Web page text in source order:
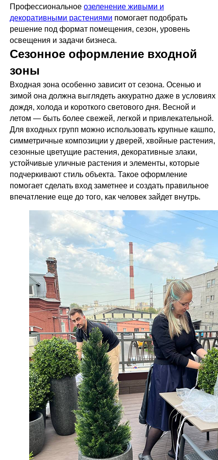
Профессиональное озеленение живыми и
декоративными растениями помогает подобрать
решение под формат помещения, сезон, уровень
освещения и задачи бизнеса.
Сезонное оформление входной
зоны
Входная зона особенно зависит от сезона. Осенью и
зимой она должна выглядеть аккуратно даже в условиях
дождя, холода и короткого светового дня. Весной и
летом — быть более свежей, легкой и привлекательной.
Для входных групп можно использовать крупные кашпо,
симметричные композиции у дверей, хвойные растения,
сезонные цветущие растения, декоративные злаки,
устойчивые уличные растения и элементы, которые
подчеркивают стиль объекта. Такое оформление
помогает сделать вход заметнее и создать правильное
впечатление еще до того, как человек зайдет внутрь.